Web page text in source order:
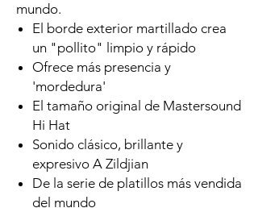
mundo.
El borde exterior martillado crea
un "pollito" limpio y rápido
Ofrece más presencia y
'mordedura'
El tamaño original de Mastersound
Hi Hat
Sonido clásico, brillante y
expresivo A Zildjian
De la serie de platillos más vendida
del mundo